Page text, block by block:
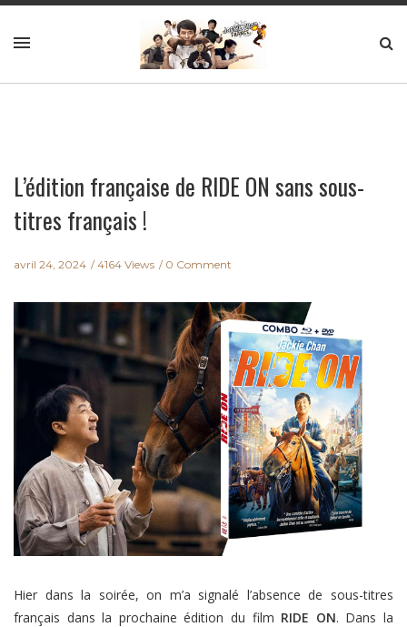
L’édition française de RIDE ON sans sous-
titres français !
avril 24, 2024 4164 Views 0 Comment
Hier dans la soirée, on m’a signalé l’absence de sous-titres
français dans la prochaine édition du film RIDE ON. Dans la